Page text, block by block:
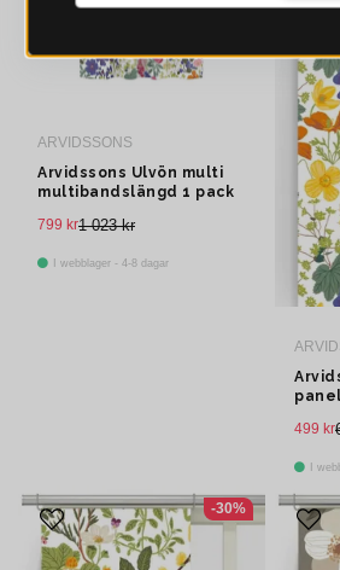
ARVIDSSONS
Arvidssons Ulvön multi
multibandslängd 1 pack
1 023 kr
799 kr
I webblager - 4-8 dagar
499 kr
I
-30%